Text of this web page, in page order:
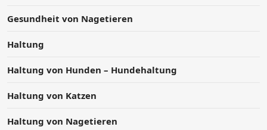
Gesundheit von Nagetieren
Haltung
Haltung von Hunden – Hundehaltung
Haltung von Katzen
Haltung von Nagetieren